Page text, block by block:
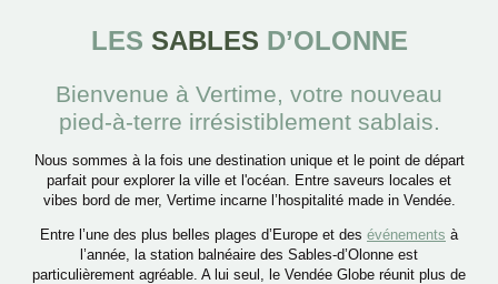
LES SABLES D’OLONNE
Bienvenue à Vertime, votre nouveau
pied-à-terre irrésistiblement sablais.
Nous sommes à la fois une destination unique et le point de départ
parfait pour explorer la ville et l'océan. Entre saveurs locales et
vibes bord de mer, Vertime incarne l’hospitalité made in Vendée.
Entre l’une des plus belles plages d’Europe et des événements à
l’année, la station balnéaire des Sables-d’Olonne est
particulièrement agréable. A lui seul, le Vendée Globe réunit plus de
ENGAGEMENT
CONTACT & ACCÈS
COFFRET CADEAUX
HÔTEL
PRIVATISATION